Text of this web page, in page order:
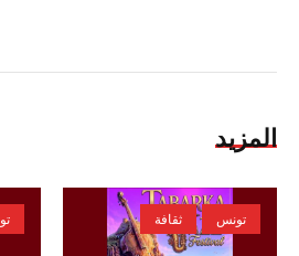
المزيد
تونس ثقافة